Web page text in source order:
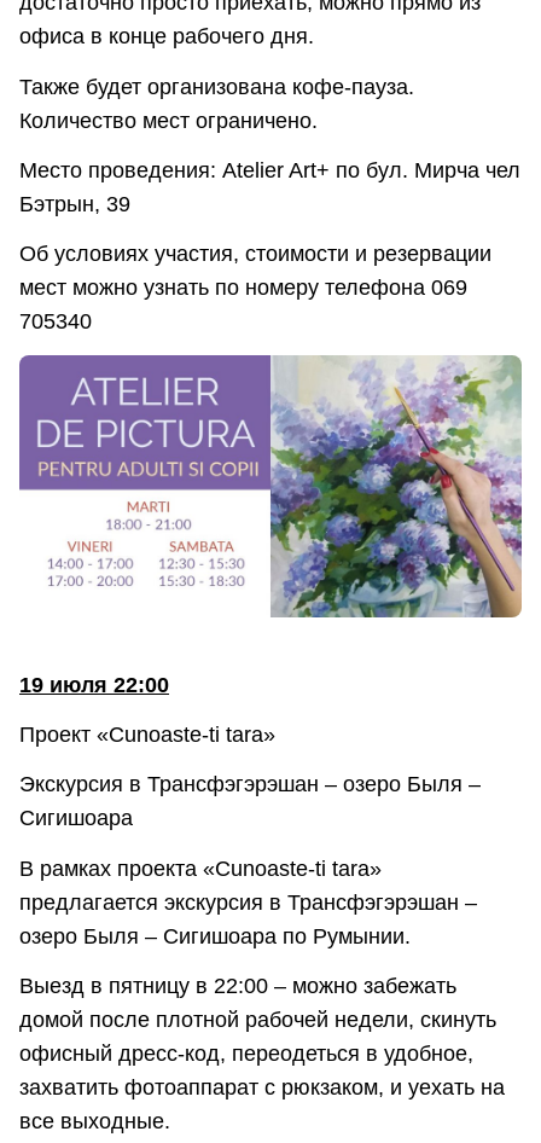
офиса в конце рабочего дня.
Также будет организована кофе-пауза.
Количество мест ограничено.
Место проведения: Atelier Art+ по бул. Мирча чел
Бэтрын, 39
Об условиях участия, стоимости и резервации
мест можно узнать по номеру телефона 069
705340
19 июля 22:00
Проект «Cunoaste-ti tara»
Экскурсия в Трансфэгэрэшан – озеро Быля –
Сигишоара
В рамках проекта «Cunoaste-ti tara»
предлагается экскурсия в Трансфэгэрэшан –
озеро Быля – Сигишоара по Румынии.
Выезд в пятницу в 22:00 – можно забежать
домой после плотной рабочей недели, скинуть
офисный дресс-код, переодеться в удобное,
захватить фотоаппарат с рюкзаком, и уехать на
все выходные.